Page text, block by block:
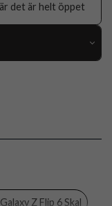
det är helt öppet
kompatibel
Z Flip 6 Skal